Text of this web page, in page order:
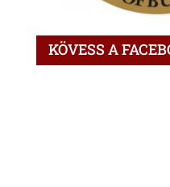
KÖVESS A